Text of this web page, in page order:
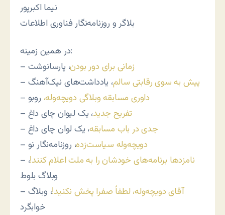
نیما اکبرپور
بلاگر و روزنامه‌نگار فناوری اطلاعات
در همین زمینه:
–
زمانى براى دور بودن، پارسانوشت
–
پیش به سوی رقابتی سالم، یادداشت‌های نیک‌آهنگ
–
داوری مسابقه وبلاگی دویچه‌وله، روبو
–
تفریح جدید، یک لیوان چای داغ
–
جدی در باب مسابقه، یک لوان چای داغ
–
دویچه‌وله سیاست‌زده، روزنامه‌نگار نو
– نامزدها برنامه‌های خودشان را به ملت اعلام کنند!،
وبلاگ بلوط
–
آقای دویچه‌وله، لطفاً صفرا پخش نکنید!، وبلاگ
خوابگرد